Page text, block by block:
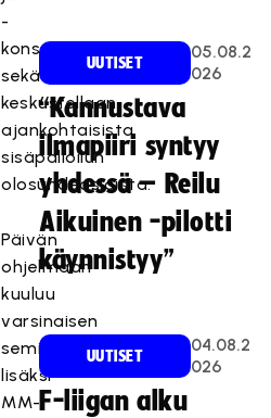
-
konsepteja
sekä
keskustellaan
ajankohtaisista
sisäpalloilun
olosuhdeasioista.
Päivän
ohjelmaan
kuuluu
varsinaisen
seminaarin
lisäksi
MM-
UUTISET
05.08.2
026
“Kannustava
ilmapiiri syntyy
yhdessä – Reilu
Aikuinen -pilotti
käynnistyy”
UUTISET
04.08.2
026
F-liigan alku